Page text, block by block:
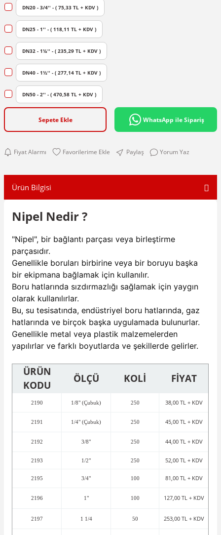
DN20 - 3/4'' - ( 75,33 TL + KDV )
DN25 - 1'' - ( 118,11 TL + KDV )
DN32 - 1¼'' - ( 235,29 TL + KDV )
DN40 - 1½'' - ( 277,14 TL + KDV )
DN50 - 2'' - ( 470,58 TL + KDV )
Sepete Ekle WhatsApp ile Sipariş
Fiyat Alarmı Paylaş Yorum Yaz
Ürün Bilgisi
Nipel Nedir ?
"Nipel", bir bağlantı parçası veya birleştirme
parçasıdır.
Genellikle boruları birbirine veya bir boruyu başka
bir ekipmana bağlamak için kullanılır.
Boru hatlarında sızdırmazlığı sağlamak için yaygın
olarak kullanılırlar.
Bu, su tesisatında, endüstriyel boru hatlarında, gaz
hatlarında ve birçok başka uygulamada bulunurlar.
Genellikle metal veya plastik malzemelerden
yapılırlar ve farklı boyutlarda ve şekillerde gelirler.
ÜRÜN
KODU
ÖLÇÜ KOLİ FİYAT
2190 1/8" (Çubuk) 250 38,00 TL + KDV
2191 1/4" (Çubuk) 250 45,00 TL + KDV
2192 3/8" 250 44,00 TL + KDV
2193 1/2" 250 52,00 TL + KDV
2195 3/4" 100 81,00 TL + KDV
2196 1" 100 127,00 TL + KDV
2197 1 1/4 50 253,00 TL + KDV